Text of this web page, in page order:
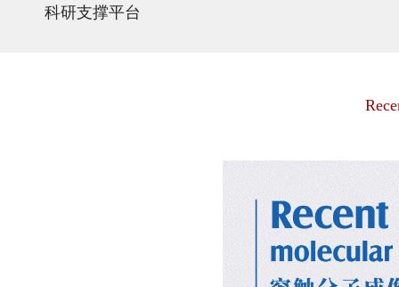
科研支撑平台